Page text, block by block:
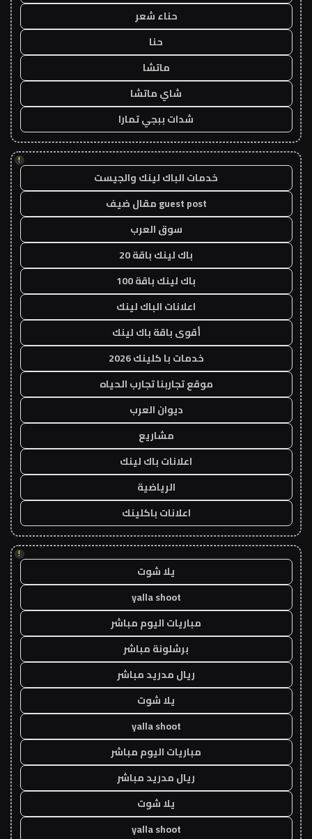
حناء شعر
حنا
ماتشا
شاي ماتشا
شدات ببجي تمارا
!
خدمات الباك لينك والجيست
guest post مقال ضيف
سوق العرب
باك لينك باقة 20
باك لينك باقة 100
اعلانات الباك لينك
أقوى باقة باك لينك
خدمات با كلينك 2026
موقع تجاربنا تجارب الحياه
ديوان العرب
مشاريع
اعلانات باك لينك
الرياضية
اعلانات باكلينك
!
يلا شوت
yalla shoot
مباريات اليوم مباشر
برشلونة مباشر
ريال مدريد مباشر
يلا شوت
yalla shoot
مباريات اليوم مباشر
ريال مدريد مباشر
يلا شوت
yalla shoot